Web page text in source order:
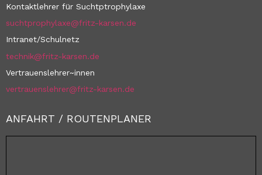
Kontaktlehrer für Suchtptrophylaxe
suchtprophylaxe@fritz-karsen.de
Intranet/Schulnetz
technik@fritz-karsen.de
Vertrauenslehrer~innen
vertrauenslehrer@fritz-karsen.de
ANFAHRT / ROUTENPLANER